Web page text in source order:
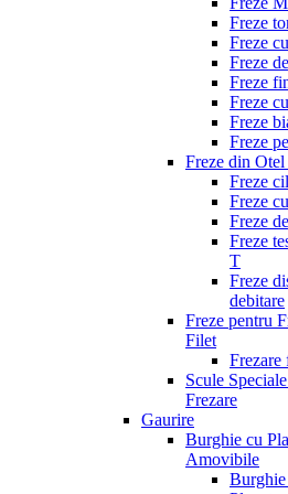
Freze
Freze
Freze
Freze
Freze
Freze
Freze
Freze din
Freze
Freze
Freze
Freze
T
Freze
debitare
Freze pentru
Filet
Frezare
Scule
Frezare
Gaurire
Burghie cu
Amovibile